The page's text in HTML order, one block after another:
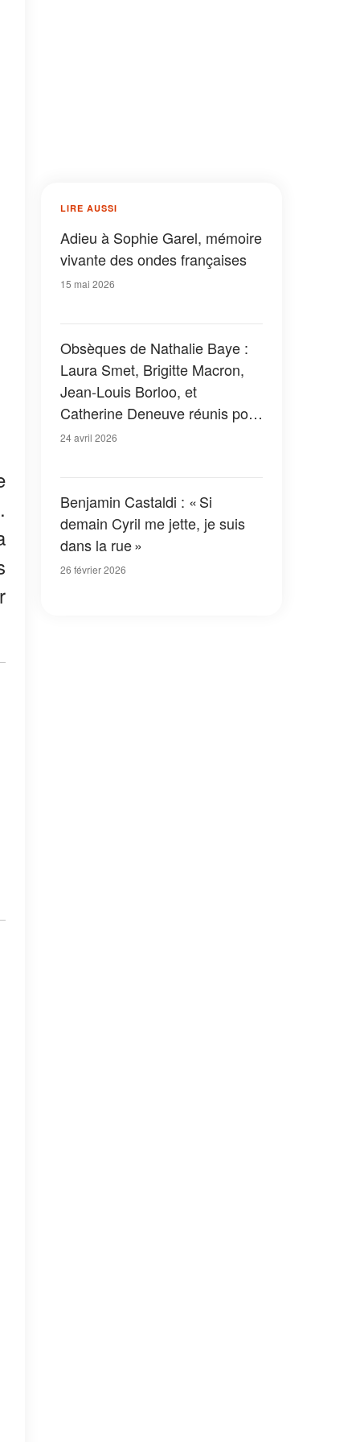
LIRE AUSSI
Adieu à Sophie Garel, mémoire
vivante des ondes françaises
15 mai 2026
Obsèques de Nathalie Baye :
Laura Smet, Brigitte Macron,
Jean-Louis Borloo, et
Catherine Deneuve réunis pour
un dernier adieu
24 avril 2026
Benjamin Castaldi : « Si
demain Cyril me jette, je suis
dans la rue »
26 février 2026